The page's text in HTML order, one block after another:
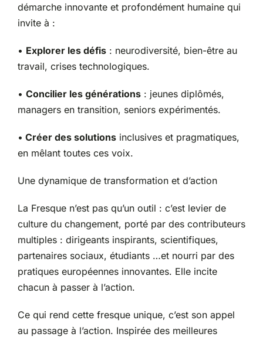
démarche innovante et profondément humaine qui
invite à :
• Explorer les défis: neurodiversité, bien-être au
travail, crises technologiques.
• Concilier les générations: jeunes diplômés,
managers en transition, seniors expérimentés.
• Créer des solutionsinclusives et pragmatiques,
en mêlant toutes ces voix.
Une dynamique de transformation et d’action
La Fresque n’est pas qu’un outil : c’est levier de
culture du changement, porté par des contributeurs
multiples : dirigeants inspirants, scientifiques,
partenaires sociaux, étudiants …et nourri par des
pratiques européennes innovantes. Elle incite
chacun à passer à l’action.
Ce qui rend cette fresque unique, c’est son appel
au passage à l’action. Inspirée des meilleures